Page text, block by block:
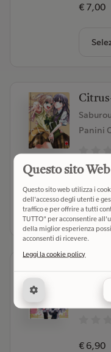
€ 7,00
Panini
€ 7,00
-
Star
€ 6,90
Questo sito
Questo sito web utilizza i
dell'accesso degli utenti e
traffico e per offrire a tutti
TUTTO" per acconsentire
della miglior esperienza
acconsenti di ricevere.
Leggi la cookie policy